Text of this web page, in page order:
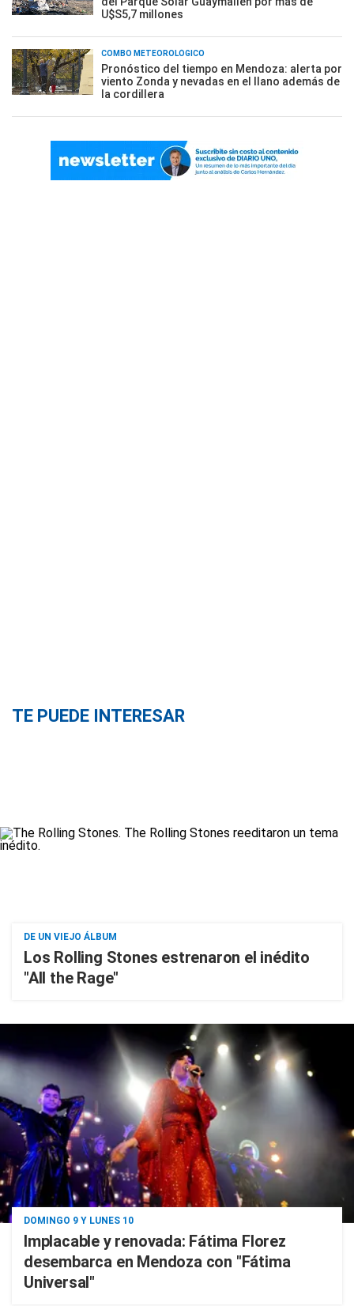
U$S5,7 millones
COMBO METEOROLÓGICO
Pronóstico del tiempo en Mendoza: alerta por
viento Zonda y nevadas en el llano además de
la cordillera
TE PUEDE INTERESAR
DE UN VIEJO ÁLBUM
Los Rolling Stones estrenaron el inédito
"All the Rage"
DOMINGO 9 Y LUNES 10
Implacable y renovada: Fátima Florez
desembarca en Mendoza con "Fátima
Universal"